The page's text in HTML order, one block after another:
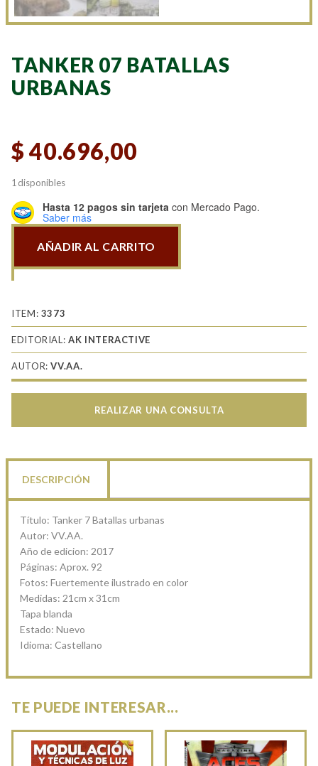
TANKER 07 BATALLAS
URBANAS
$40.696,00
1 disponibles
Hasta 12 pagos sin tarjeta con Mercado Pago.
Saber más
07
urbanas
cantidad
AÑADIR AL CARRITO
ITEM: 3373
EDITORIAL:AK INTERACTIVE
AUTOR:VV.AA.
REALIZAR UNA CONSULTA
DESCRIPCIÓN
Título: Tanker 7 Batallas urbanas
Autor: VV.AA.
Año de edicion: 2017
Páginas: Aprox. 92
Fotos: Fuertemente ilustrado en color
Medidas: 21cm x 31cm
Tapa blanda
Estado: Nuevo
Idioma: Castellano
TE PUEDE INTERESAR...